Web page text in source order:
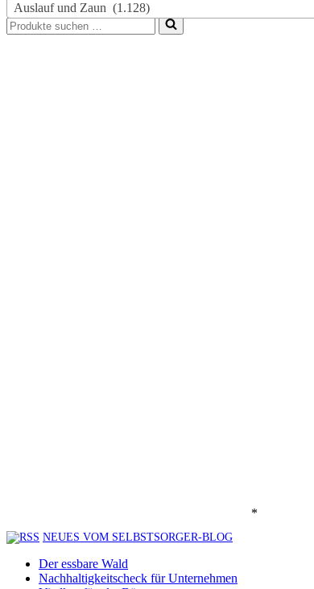
Auslauf und Zaun (1.128)
Suchen
nach …
*
NEUES VOM SELBSTSORGER-BLOG
Der essbare Wald
Nachhaltigkeitscheck für Unternehmen